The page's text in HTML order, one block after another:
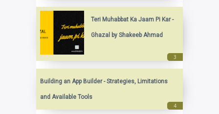
Teri Muhabbat Ka Jaam Pi Kar -
Ghazal by Shakeeb Ahmad
Building an App Builder - Strategies, Limitations
and Available Tools